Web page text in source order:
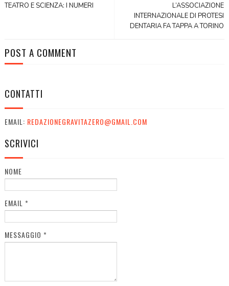
L’ASSOCIAZIONE
INTERNAZIONALE DI PROTESI
DENTARIA FA TAPPA A TORINO
TEATRO E SCIENZA: I NUMERI
POST A COMMENT
CONTATTI
EMAIL: REDAZIONEGRAVITAZERO@GMAIL.COM
SCRIVICI
NOME
EMAIL *
MESSAGGIO *